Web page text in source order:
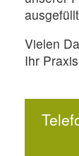
Vielen
Ihr